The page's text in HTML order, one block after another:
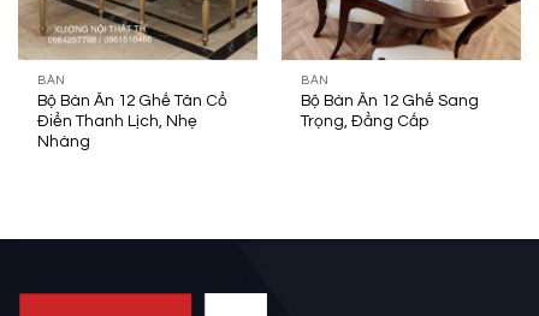
BÀN
Bộ Bàn Ăn 12 Ghế Tân Cổ
Điển Thanh Lịch, Nhẹ
Nhàng
BÀN
Bộ Bàn Ăn 12 Ghế Sang
Trọng, Đẳng Cấp